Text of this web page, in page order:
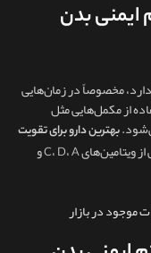
ایمنی بدن
مخصوصاً در زمان‌هایی
از مکمل‌هایی مثل
بهترین دارو برای تقویت
معمولاً مکمل‌هایی است که ترکیبی از ویتامین‌های C، D، A و
موجود در بازار